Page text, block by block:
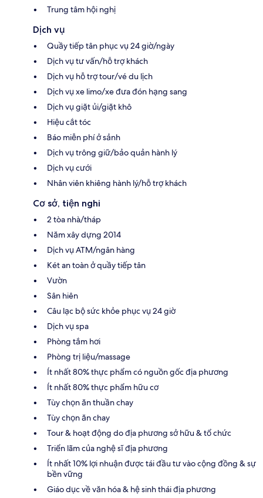
Trung tâm hội nghị
Dịch vụ
Quầy tiếp tân phục vụ 24 giờ/ngày
Dịch vụ tư vấn/hỗ trợ khách
Dịch vụ hỗ trợ tour/vé du lịch
Dịch vụ xe limo/xe đưa đón hạng sang
Dịch vụ giặt ủi/giặt khô
Hiệu cắt tóc
Báo miễn phí ở sảnh
Dịch vụ trông giữ/bảo quản hành lý
Dịch vụ cưới
Nhân viên khiêng hành lý/hỗ trợ khách
Cơ sở, tiện nghi
2 tòa nhà/tháp
Năm xây dựng 2014
Dịch vụ ATM/ngân hàng
Két an toàn ở quầy tiếp tân
Vườn
Sân hiên
Câu lạc bộ sức khỏe phục vụ 24 giờ
Dịch vụ spa
Phòng tắm hơi
Phòng trị liệu/massage
Ít nhất 80% thực phẩm có nguồn gốc địa phương
Ít nhất 80% thực phẩm hữu cơ
Tùy chọn ăn thuần chay
Tùy chọn ăn chay
Tour & hoạt động do địa phương sở hữu & tổ chức
Triển lãm của nghệ sĩ địa phương
Ít nhất 10% lợi nhuận được tái đầu tư vào cộng đồng & sự
bền vững
Giáo dục về văn hóa & hệ sinh thái địa phương